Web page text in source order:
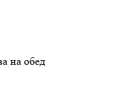
на обед